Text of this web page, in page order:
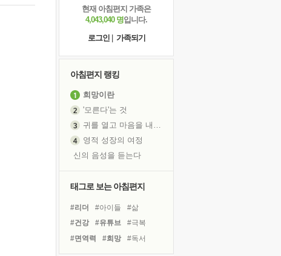
현재 아침편지 가족은
4,043,040 명입니다.
로그인
가족되기
아침편지 랭킹
희망이란
'모른다'는 것
귀를 열고 마음을 내어주고
영적 성장의 여정
신의 음성을 듣는다
극과 극의 양 끝단
태그로 보는 아침편지
#리더 #아이들
#삶
#건강
#유튜브
#극복
#면역력
#희망
#독서